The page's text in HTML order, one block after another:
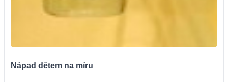
Nápad dětem na míru